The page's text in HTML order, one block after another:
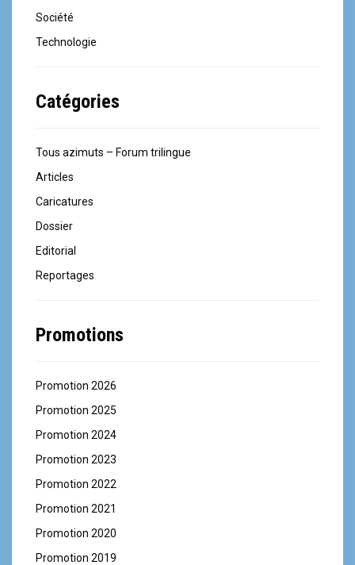
Société
Technologie
Catégories
Tous azimuts – Forum trilingue
Articles
Caricatures
Dossier
Editorial
Reportages
Promotions
Promotion 2026
Promotion 2025
Promotion 2024
Promotion 2023
Promotion 2022
Promotion 2021
Promotion 2020
Promotion 2019